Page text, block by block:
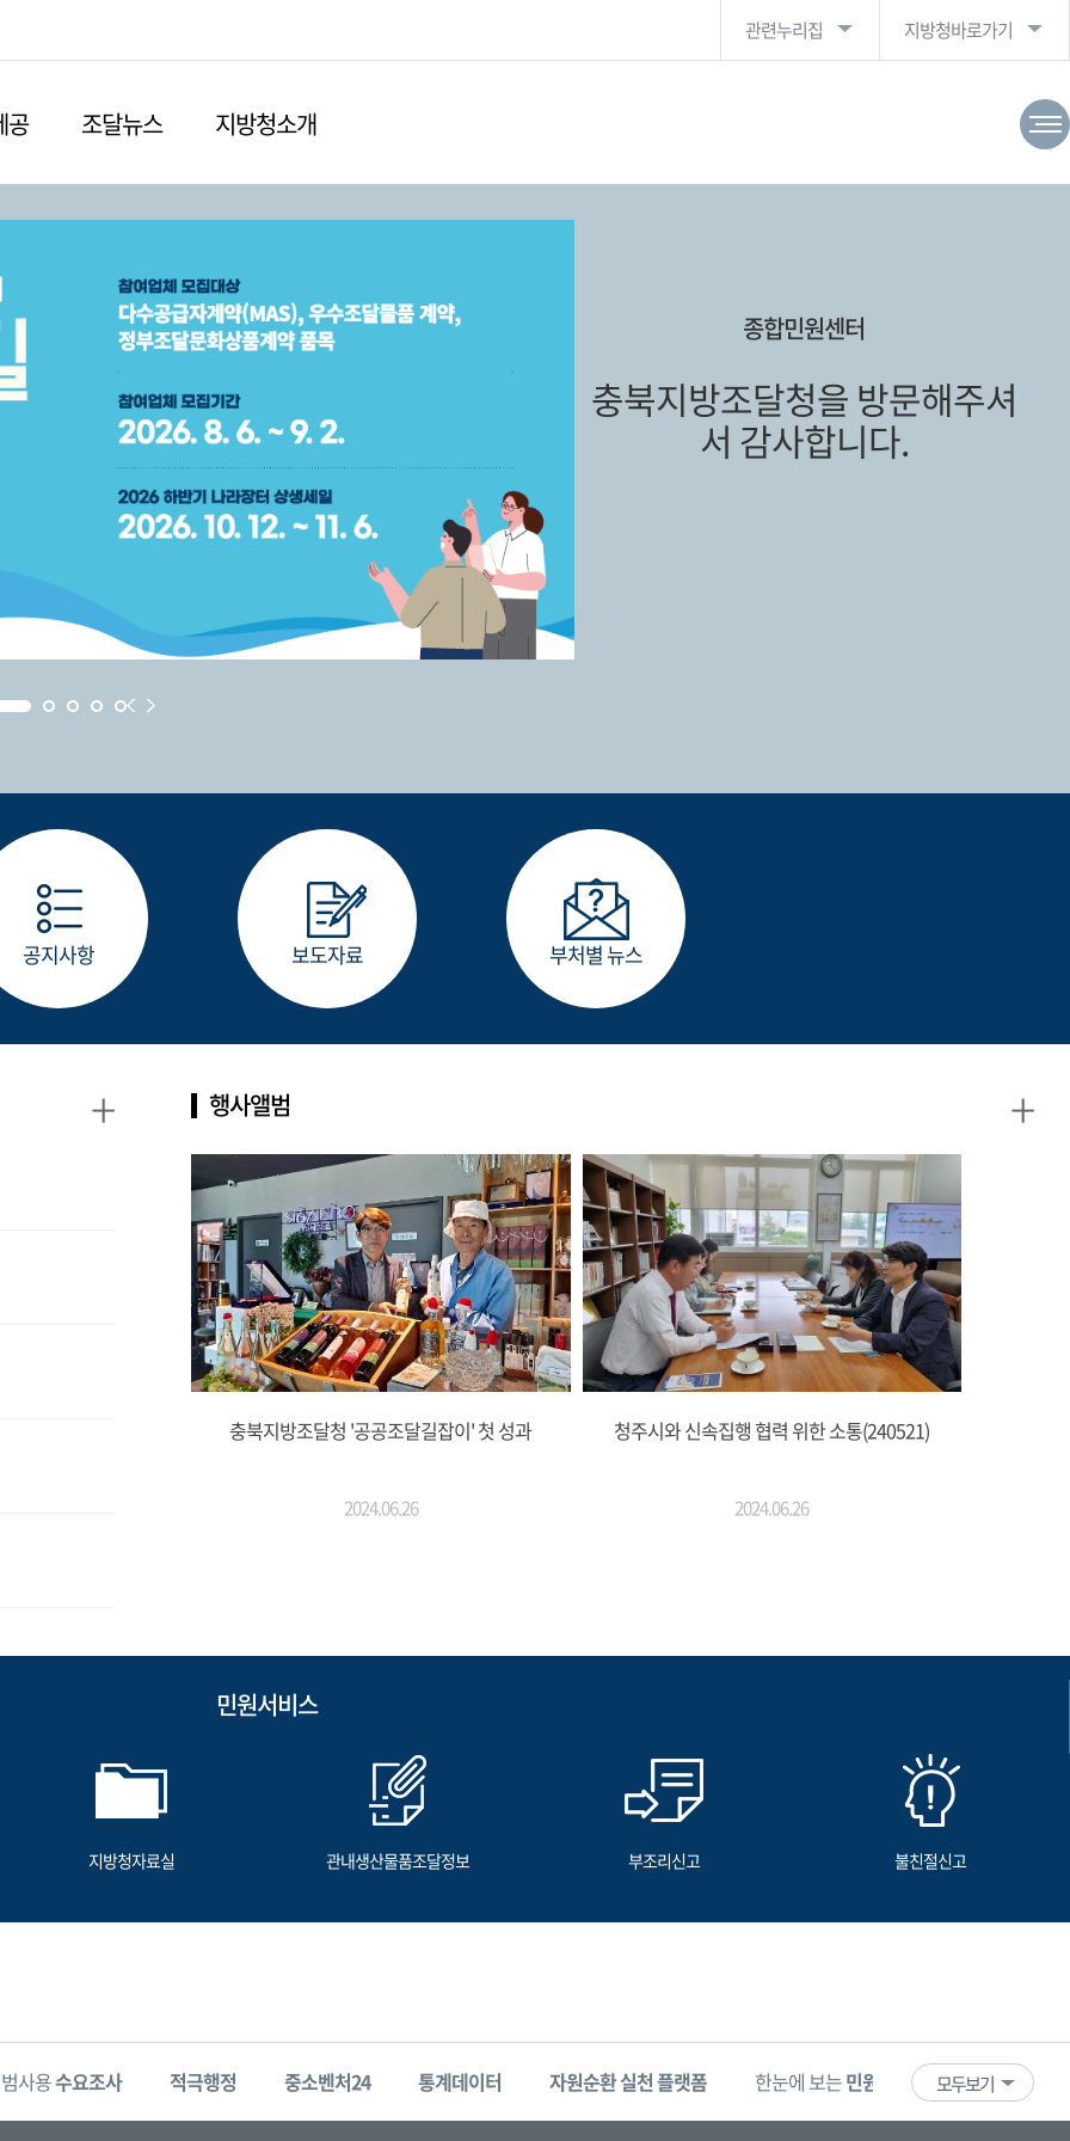
관련누리집 지방청바로가기
공 조달뉴스 지방청소개
종합민원센터
충북지방조달청을 방문해주셔
서 감사합니다.
공지사항 보도자료 부처별 뉴스
+ 행사앨범
충북지방조달청 '공공조달길잡이' 첫 성과
2024.06.26
청주시와 신속집행 협력 위한 소통(240521)
2024.06.26
+
민원서비스
지방청자료실 관내생산물품조달정보 부조리신고 불친절신고
사용수요조사 적극행정 중소벤처24 통계데이터 자원순환 실천 플랫폼 한눈에 보는민원 빅데이터 기업마당
모두보기